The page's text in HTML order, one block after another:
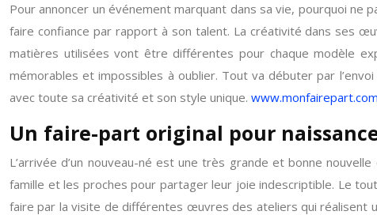
Pour annoncer un événement marquant dans sa vie, pourquoi ne
faire confiance par rapport à son talent. La créativité dans ses
matières utilisées vont être différentes pour chaque modèle
mémorables et impossibles à oublier. Tout va débuter par
avec toute sa créativité et son style unique. www.monfairepart.com
Un faire-part original pour
L’arrivée d’un nouveau-né est une très grande et bonne
famille et les proches pour partager leur joie indescriptible. Le
faire par la visite de différentes œuvres des ateliers qui réalisent